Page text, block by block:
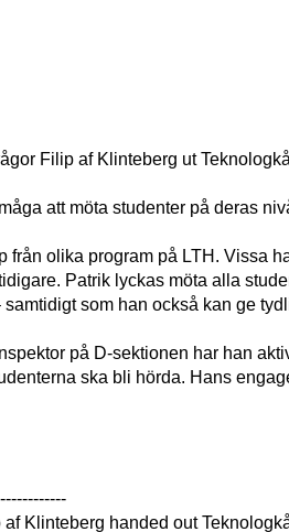
Filip af Klinteberg ut
att möta studenter på deras
olika program på LTH. Vissa
Patrik lyckas möta alla
som han också kan ge
på D-sektionen har han
ska bli hörda. Hans
Klinteberg handed out